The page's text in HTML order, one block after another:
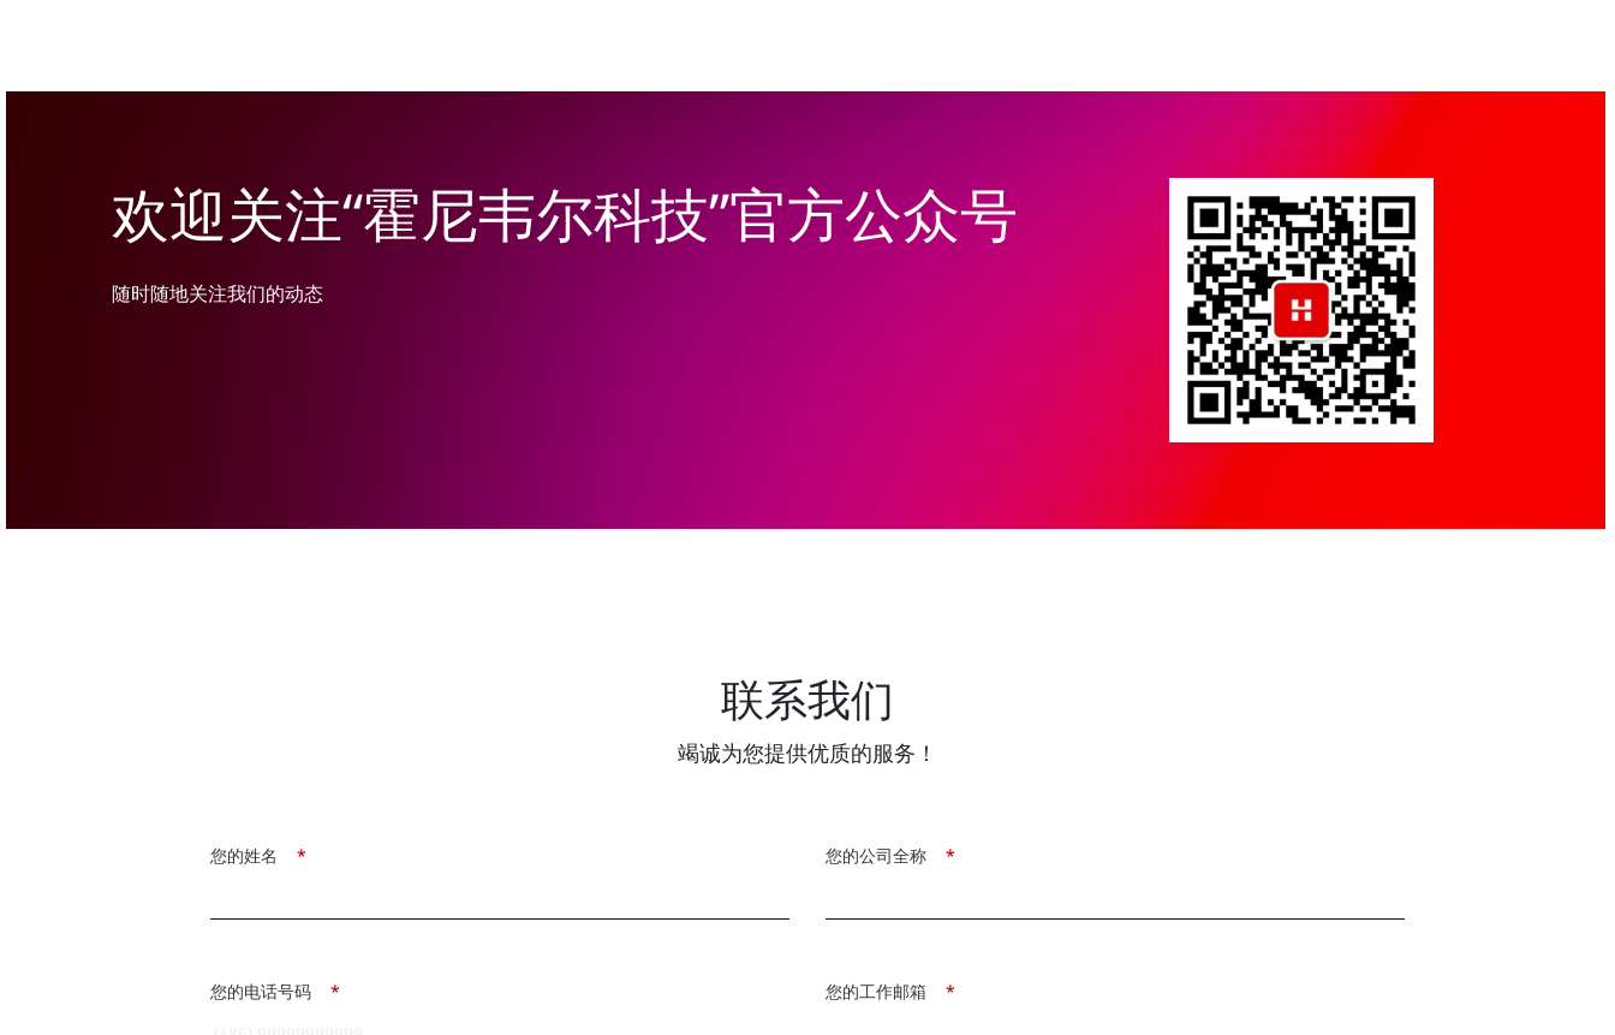
欢迎关注“霍尼韦尔科技”官方公众号
随时随地关注我们的动态
联系我们
竭诚为您提供优质的服务！
*
您的姓名 *
您的公司全称
*
您的电话号码 *
您的工作邮箱